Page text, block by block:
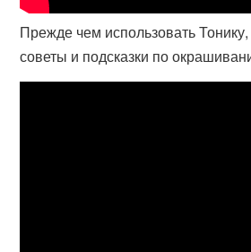
Прежде чем использовать
советы и подсказки по